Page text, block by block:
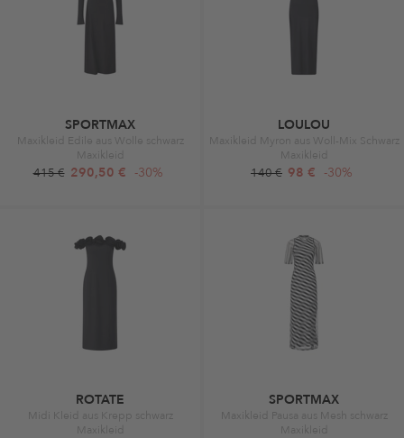
SPORTMAX
Maxikleid Edile aus Wolle schwarz
Maxikleid
415 € 290,50 € -30%
LOULOU
Maxikleid Myron aus Woll-Mix Schwarz
Maxikleid
140 € 98 € -30%
ROTATE
Midi Kleid aus Krepp schwarz
Maxikleid
SPORTMAX
Maxikleid Pausa aus Mesh schwarz
Maxikleid